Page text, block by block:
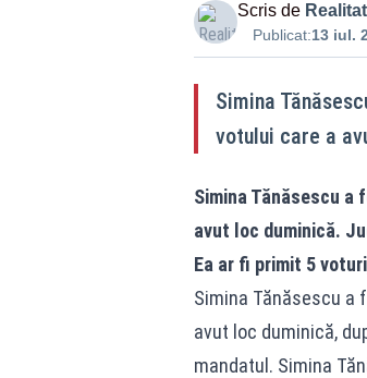
Scris de
Publicat:13 iul.
Simina
votului care a
Simina Tănăsescu
avut loc duminică.
Ea ar fi primit 5
Simina Tănăsescu a
avut loc duminică,
mandatul. Simina